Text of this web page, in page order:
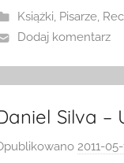
Książki, Pisarze,
Dodaj komentarz
Silva –
2011-